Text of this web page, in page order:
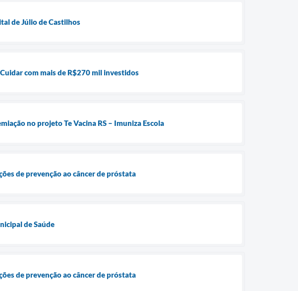
de Júlio de Castilhos
com mais de R$270 mil investidos
no projeto Te Vacina RS – Imuniza Escola
de prevenção ao câncer de próstata
de Saúde
de prevenção ao câncer de próstata